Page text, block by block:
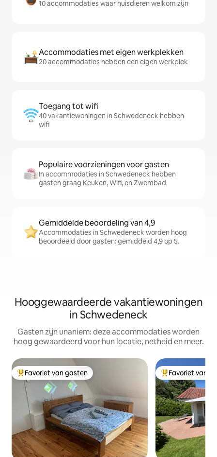
10 accommodaties waar huisdieren welkom zijn
Accommodaties met eigen werkplekken
20 accommodaties hebben een eigen werkplek
Toegang tot wifi
40 vakantiewoningen in Schwedeneck hebben
wifi
Populaire voorzieningen voor gasten
In accommodaties in Schwedeneck hebben
gasten graag Keuken, Wifi, en Zwembad
Gemiddelde beoordeling van 4,9
Accommodaties in Schwedeneck worden hoog
beoordeeld door gasten: gemiddeld 4,9 op 5.
Hooggewaardeerde vakantiewoningen
in Schwedeneck
Gasten zijn unaniem: deze accommodaties worden
hoog gewaardeerd voor hun locatie, netheid en meer.
Topfavoriet van gasten
Favoriet van gasten Topfavoriet van
Favoriet van